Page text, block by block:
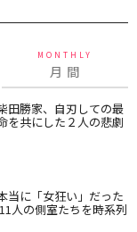
MONTHLY
月 間
田勝家、自刃しての最
共にした２人の悲劇
当に「女狂い」だった
人の側室たちを時系列